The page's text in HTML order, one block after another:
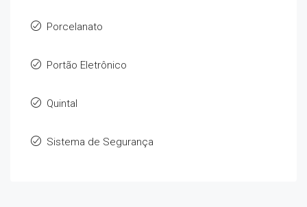
Porcelanato
Portão Eletrônico
Quintal
Sistema de Segurança